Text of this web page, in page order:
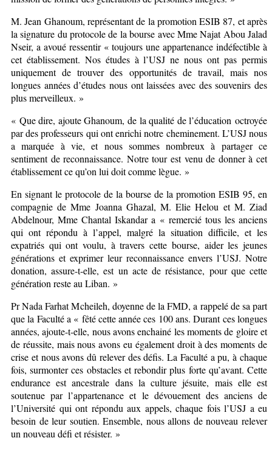
M. Jean Ghanoum, représentant de la promotion ESIB 87, et après
la signature du protocole de la bourse avec Mme Najat Abou Jalad
Nseir, a avoué ressentir « toujours une appartenance indéfectible à
cet établissement. Nos études à l’USJ ne nous ont pas permis
uniquement de trouver des opportunités de travail, mais nos
longues années d’études nous ont laissées avec des souvenirs des
plus merveilleux. »
« Que dire, ajoute Ghanoum, de la qualité de l’éducation octroyée
par des professeurs qui ont enrichi notre cheminement. L’USJ nous
a marquée à vie, et nous sommes nombreux à partager ce
sentiment de reconnaissance. Notre tour est venu de donner à cet
établissement ce qu’on lui doit comme lègue. »
En signant le protocole de la bourse de la promotion ESIB 95, en
compagnie de Mme Joanna Ghazal, M. Elie Helou et M. Ziad
Abdelnour, Mme Chantal Iskandar a « remercié tous les anciens
qui ont répondu à l’appel, malgré la situation difficile, et les
expatriés qui ont voulu, à travers cette bourse, aider les jeunes
générations et exprimer leur reconnaissance envers l’USJ. Notre
donation, assure-t-elle, est un acte de résistance, pour que cette
génération reste au Liban. »
Pr Nada Farhat Mcheileh, doyenne de la FMD, a rappelé de sa part
que la Faculté a « fêté cette année ces 100 ans. Durant ces longues
années, ajoute-t-elle, nous avons enchainé les moments de gloire et
de réussite, mais nous avons eu également droit à des moments de
crise et nous avons dû relever des défis. La Faculté a pu, à chaque
fois, surmonter ces obstacles et rebondir plus forte qu’avant. Cette
endurance est ancestrale dans la culture jésuite, mais elle est
soutenue par l’appartenance et le dévouement des anciens de
l’Université qui ont répondu aux appels, chaque fois l’USJ a eu
besoin de leur soutien. Ensemble, nous allons de nouveau relever
un nouveau défi et résister. »